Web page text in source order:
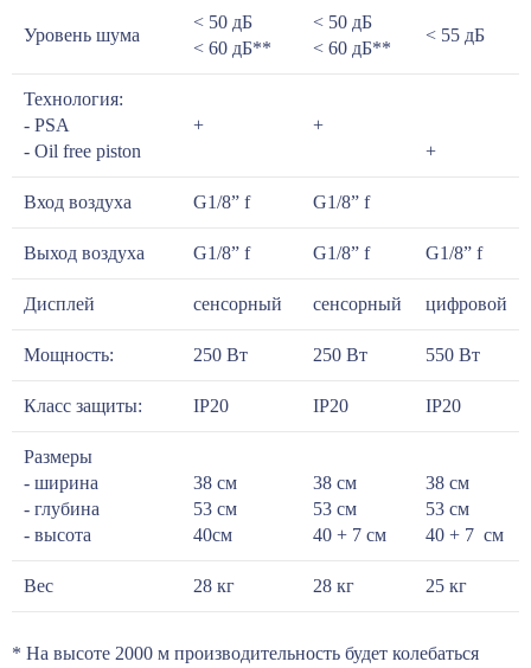
Уровень шума
< 50 дБ
< 60 дБ**
< 50 дБ
< 60 дБ**
< 55 дБ
Технология:
- PSA
- Oil free piston
+
+
+
Вход воздуха G1/8” f G1/8” f
Выход воздуха G1/8” f G1/8” f G1/8” f
Дисплей сенсорный сенсорный цифровой
Мощность: 250 Вт 250 Вт 550 Вт
Класс защиты: IP20 IP20 IP20
Размеры
- ширина
- глубина
- высота
38 см
53 см
40см
38 см
53 см
40 + 7 см
38 см
53 см
40 + 7 см
Вес 28 кг 28 кг 25 кг
* На высоте 2000 м производительность будет колебаться